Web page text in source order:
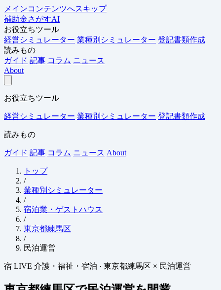
メインコンテンツへスキップ
補助金さがすAI
お役立ちツール
経営シミュレーター 業種別シミュレーター 登記書類作成
読みもの
ガイド 記事 コラム ニュース
About
お役立ちツール
経営シミュレーター 業種別シミュレーター 登記書類作成
読みもの
ガイド 記事 コラム ニュース About
トップ
/
業種別シミュレーター
/
宿泊業・ゲストハウス
/
東京都練馬区
/
民泊運営
宿 LIVE 介護・福祉・宿泊 · 東京都練馬区 × 民泊運営